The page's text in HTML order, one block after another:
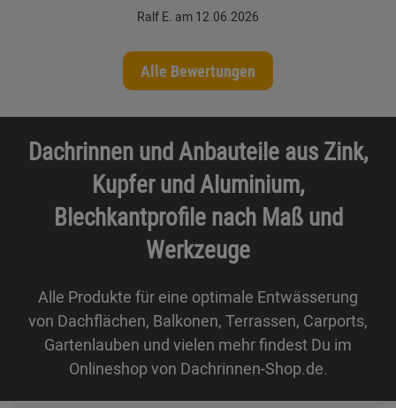
Ralf E. am 12.06.2026
Alle Bewertungen
Dachrinnen und Anbauteile aus Zink,
Kupfer und Aluminium,
Blechkantprofile nach Maß und
Werkzeuge
Alle Produkte für eine optimale Entwässerung
von Dachflächen, Balkonen, Terrassen, Carports,
Gartenlauben und vielen mehr findest Du im
Onlineshop von Dachrinnen-Shop.de.